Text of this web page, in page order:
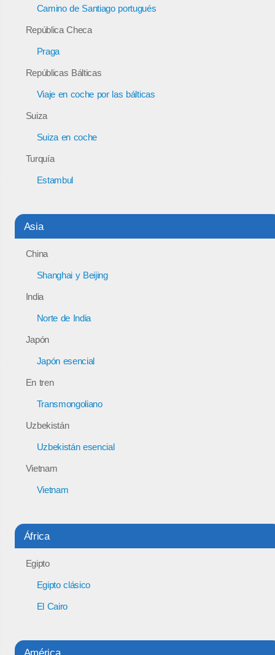
Camino de Santiago portugués
República Checa
Praga
Repúblicas Bálticas
Viaje en coche por las bálticas
Suiza
Suiza en coche
Turquía
Estambul
Asia
China
Shanghai y Beijing
India
Norte de India
Japón
Japón esencial
En tren
Transmongoliano
Uzbekistán
Uzbekistán esencial
Vietnam
Vietnam
África
Egipto
Egipto clásico
El Cairo
América